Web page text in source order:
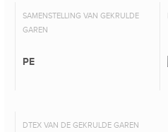
SAMENSTELLING VAN GEKRULDE
GAREN
PE
DTEX VAN DE GEKRULDE GAREN